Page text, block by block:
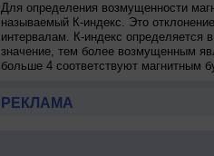
Для определения возмущенности
называемый К-индекс. Это
интервалам. К-индекс определяется
значение, тем более возмущенным
больше 4 соответствуют магнитным
РЕКЛАМА